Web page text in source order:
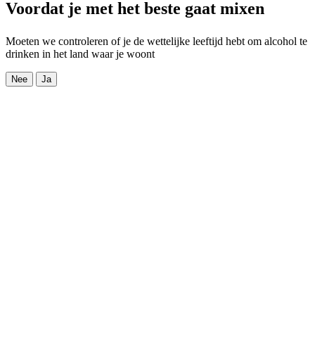
Voordat je met het beste gaat mixen
Moeten we controleren of je de wettelijke leeftijd hebt om alcohol te
drinken in het land waar je woont
Nee Ja